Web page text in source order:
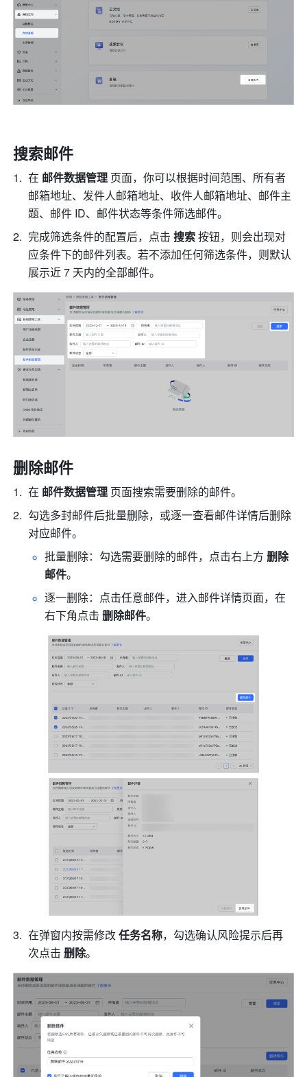
搜索邮件
在 邮件数据管理 页面，你可以根据时间范围、所有者
邮箱地址、发件人邮箱地址、收件人邮箱地址、邮件主
题、邮件 ID、邮件状态等条件筛选邮件。
完成筛选条件的配置后，点击 搜索 按钮，则会出现对
应条件下的邮件列表。若不添加任何筛选条件，则默认
展示近 7 天内的全部邮件。
删除邮件
在 邮件数据管理 页面搜索需要删除的邮件。
勾选多封邮件后批量删除，或逐一查看邮件详情后删除
对应邮件。
批量删除：勾选需要删除的邮件，点击右上方 删除
邮件。
逐一删除：点击任意邮件，进入邮件详情页面，在
右下角点击 删除邮件。
在弹窗内按需修改 任务名称，勾选确认风险提示后再
次点击 删除。